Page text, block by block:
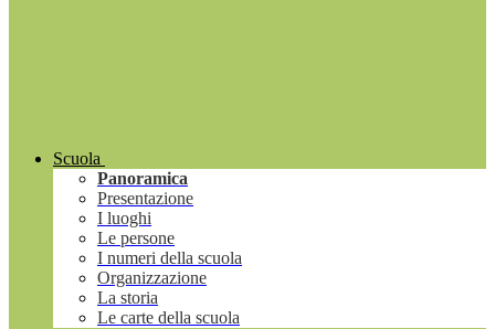
Scuola
Panoramica
Presentazione
I luoghi
Le persone
I numeri della scuola
Organizzazione
La storia
Le carte della scuola